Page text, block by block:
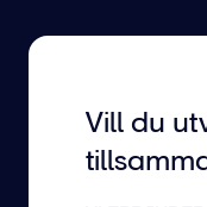
Vill du